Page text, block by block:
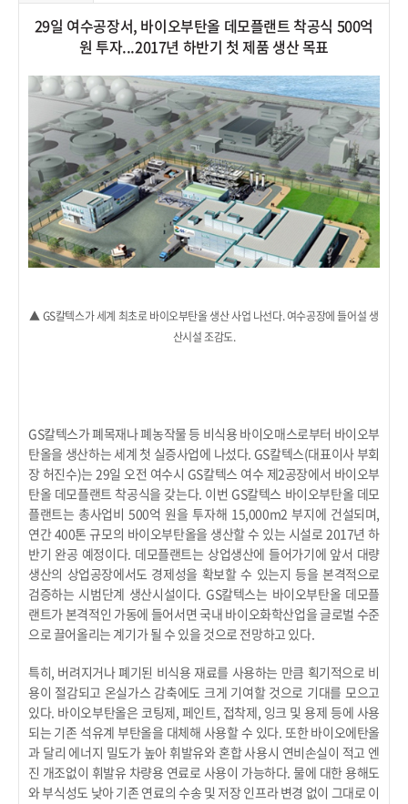
29일 여수공장서, 바이오부탄올 데모플랜트 착공식 500억
원 투자...2017년 하반기 첫 제품 생산 목표
▲ GS칼텍스가 세계 최초로 바이오부탄올 생산 사업 나선다. 여수공장에 들어설 생
산시설 조감도.
GS칼텍스가 폐목재나 폐농작물 등 비식용 바이오매스로부터 바이오부
탄올을 생산하는 세계 첫 실증사업에 나섰다. GS칼텍스(대표이사 부회
장 허진수)는 29일 오전 여수시 GS칼텍스 여수 제2공장에서 바이오부
탄올 데모플랜트 착공식을 갖는다. 이번 GS칼텍스 바이오부탄올 데모
플랜트는 총사업비 500억 원을 투자해 15,000m2 부지에 건설되며,
연간 400톤 규모의 바이오부탄올을 생산할 수 있는 시설로 2017년 하
반기 완공 예정이다. 데모플랜트는 상업생산에 들어가기에 앞서 대량
생산의 상업공장에서도 경제성을 확보할 수 있는지 등을 본격적으로
검증하는 시범단계 생산시설이다. GS칼텍스는 바이오부탄올 데모플
랜트가 본격적인 가동에 들어서면 국내 바이오화학산업을 글로벌 수준
으로 끌어올리는 계기가 될 수 있을 것으로 전망하고 있다.
특히, 버려지거나 폐기된 비식용 재료를 사용하는 만큼 획기적으로 비
용이 절감되고 온실가스 감축에도 크게 기여할 것으로 기대를 모으고
있다. 바이오부탄올은 코팅제, 페인트, 접착제, 잉크 및 용제 등에 사용
되는 기존 석유계 부탄올을 대체해 사용할 수 있다. 또한 바이오에탄올
과 달리 에너지 밀도가 높아 휘발유와 혼합 사용시 연비손실이 적고 엔
진 개조없이 휘발유 차량용 연료로 사용이 가능하다. 물에 대한 용해도
와 부식성도 낮아 기존 연료의 수송 및 저장 인프라 변경 없이 그대로 이